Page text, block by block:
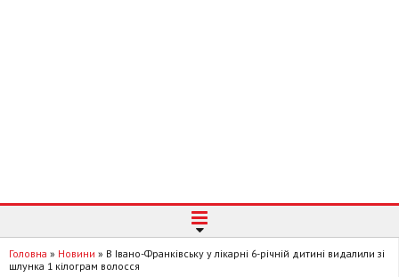
Головна » Новини » В Івано-Франківську у лікарні 6-річній дитині видалили зі
шлунка 1 кілограм волосся